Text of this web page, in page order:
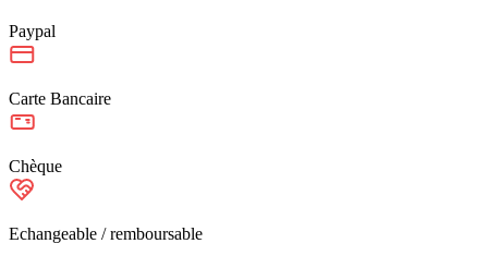
Paypal
Carte Bancaire
Chèque
Echangeable / remboursable